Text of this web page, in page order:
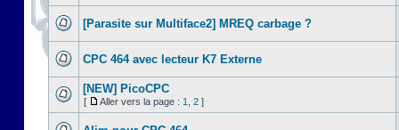
[Parasite sur Multiface2] MREQ carbage ?
CPC 464 avec lecteur K7 Externe
[NEW] PicoCPC
[ Aller vers la page : 1 2 ]